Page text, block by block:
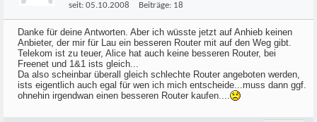
seit: 05.10.2008 Beiträge: 18
Danke für deine Antworten. Aber ich wüsste jetzt auf Anhieb keinen
Anbieter, der mir für Lau ein besseren Router mit auf den Weg gibt.
Telekom ist zu teuer, Alice hat auch keine besseren Router, bei
Freenet und 1&1 ists gleich...
Da also scheinbar überall gleich schlechte Router angeboten werden,
ists eigentlich auch egal für wen ich mich entscheide...muss dann ggf.
ohnehin irgendwan einen besseren Router kaufen....